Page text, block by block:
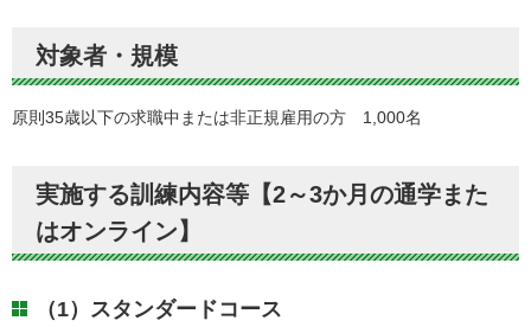
対象者・規模
原則35歳以下の求職中または非正規雇用の方 1,000名
実施する訓練内容等【2～3か月の通学また
はオンライン】
（1）スタンダードコース